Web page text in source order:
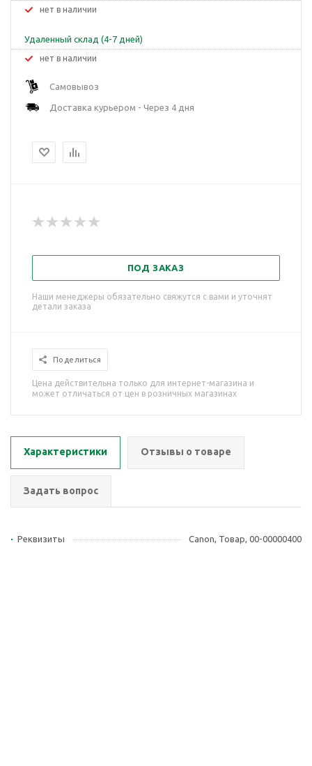
Нет в наличии
Удаленный склад (4-7 дней)
Нет в наличии
Самовывоз
Доставка курьером - Через 4 дня
ПОД ЗАКАЗ
Наши менеджеры обязательно свяжутся с вами и уточнят
детали заказа
Поделиться
Цена действительна только для интернет-магазина и
может отличаться от цен в розничных магазинах
Характеристики Отзывы о товаре
Задать вопрос
Реквизиты Canon, Товар, 00-00000400